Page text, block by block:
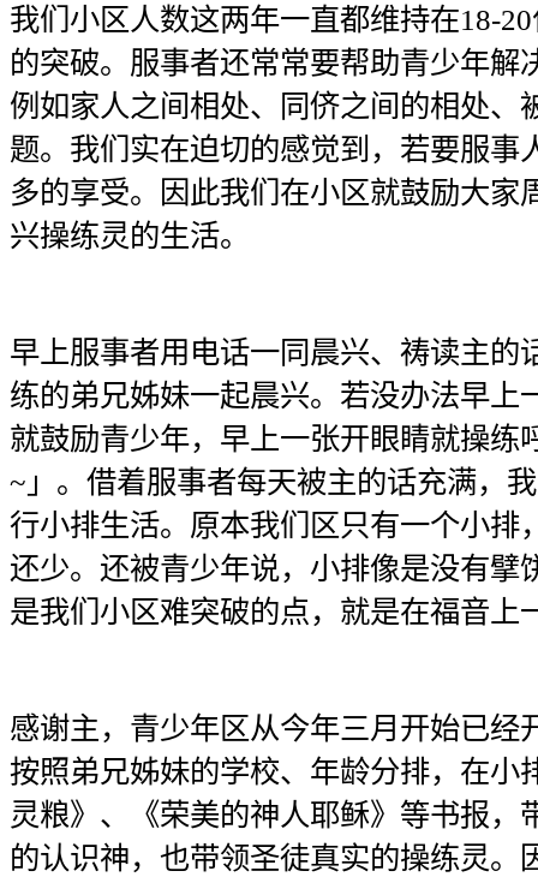
我们小区人数这两年一直都维持在18-
的突破。服事者还常常要帮助青少年解
例如家人之间相处、同侪之间的相处、
题。我们实在迫切的感觉到，若要服事
多的享受。因此我们在小区就鼓励大家
兴操练灵的生活。
早上服事者用电话一同晨兴、祷读主的
练的弟兄姊妹一起晨兴。若没办法早上
就鼓励青少年，早上一张开眼睛就操练
~」。借着服事者每天被主的话充满，
行小排生活。原本我们区只有一个小排
还少。还被青少年说，小排像是没有擘
是我们小区难突破的点，就是在福音上
感谢主，青少年区从今年三月开始已经
按照弟兄姊妹的学校、年龄分排，在小
灵粮》、《荣美的神人耶稣》等书报，
的认识神，也带领圣徒真实的操练灵。